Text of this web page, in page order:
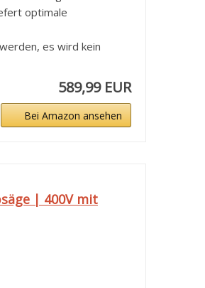
optimale
es wird kein
589,99 EUR
Bei Amazon ansehen
| 400V mit